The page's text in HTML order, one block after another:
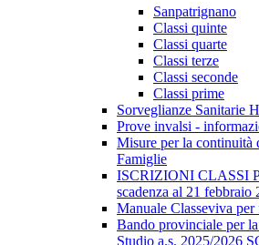
Sanpatrignano
Classi quinte
Classi quarte
Classi terze
Classi seconde
Classi prime
Sorveglianze Sanitarie
Prove invalsi -
Misure per la continuità
Famiglie
ISCRIZIONI CLASSI
scadenza al 21 febbraio
Manuale Classeviva
Bando provinciale per
Studio a.s. 2025/2026